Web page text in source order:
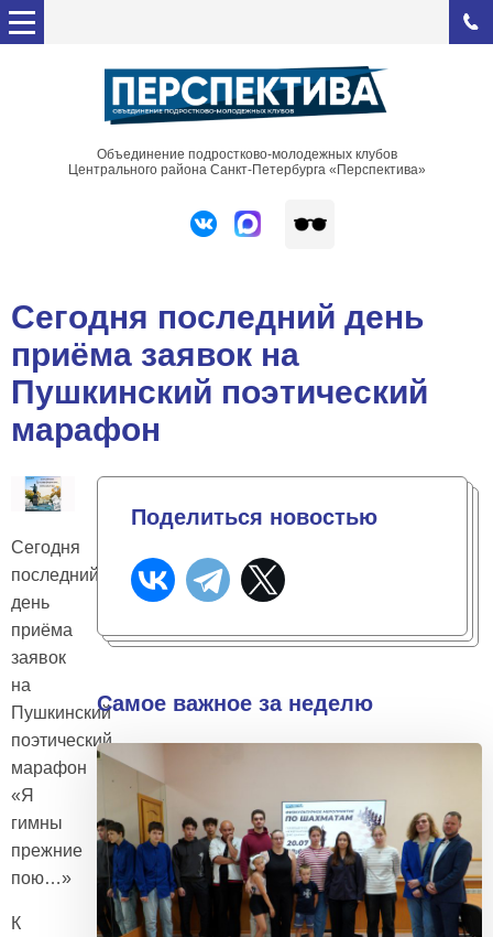
Объединение подростково-молодежных клубов
Центрального района Санкт-Петербурга «Перспектива»
Сегодня последний день
приёма заявок на
Пушкинский поэтический
марафон
Сегодня
последний
день
приёма
заявок
на
Пушкинский
поэтический
марафон
«Я
гимны
прежние
пою…»
К
Поделиться новостью
Самое важное за неделю